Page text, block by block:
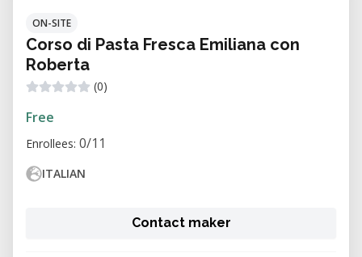
ON-SITE
Corso di Pasta Fresca Emiliana con
Roberta
(0)
Free
Enrollees: 0/11
ITALIAN
Contact maker